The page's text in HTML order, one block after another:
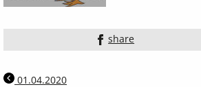
share
01.04.2020